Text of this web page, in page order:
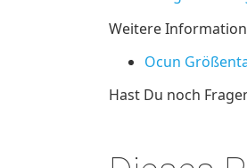
Weitere
Ocun
Hast Du noch